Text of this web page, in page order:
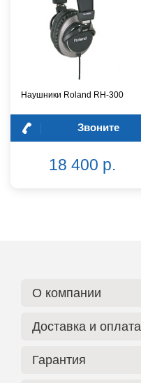
Наушники Roland RH-300
Звоните
18 400 р.
О компании
Доставка и оплата
Гарантия